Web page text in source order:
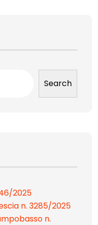
Search
2025
n. 3285/2025
n.